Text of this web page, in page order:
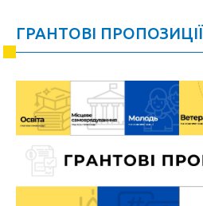
ГРАНТОВІ ПРОПОЗИЦІЇ